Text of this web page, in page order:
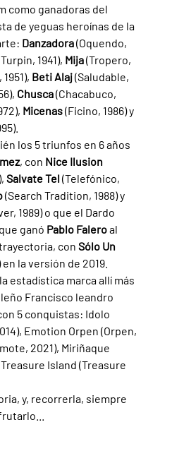
como ganadoras del
de yeguas heroínas de la
Danzadora (Oquendo,
1941), Mija (Tropero,
Beti Alaj (Saludable,
Chusca (Chacabuco,
Micenas (Ficino, 1986) y
los 5 triunfos en 6 años
, con Nice Ilusion
Salvate Tel (Telefónico,
(Search Tradition, 1988) y
1989) o que el Dardo
ganó Pablo Falero al
con Sólo Un
la versión de 2019.
estadística marca allí más
Francisco leandro
5 conquistas: Idolo
Emotion Orpen (Orpen,
2021), Miriñaque
Island (Treasure
y, recorrerla, siempre